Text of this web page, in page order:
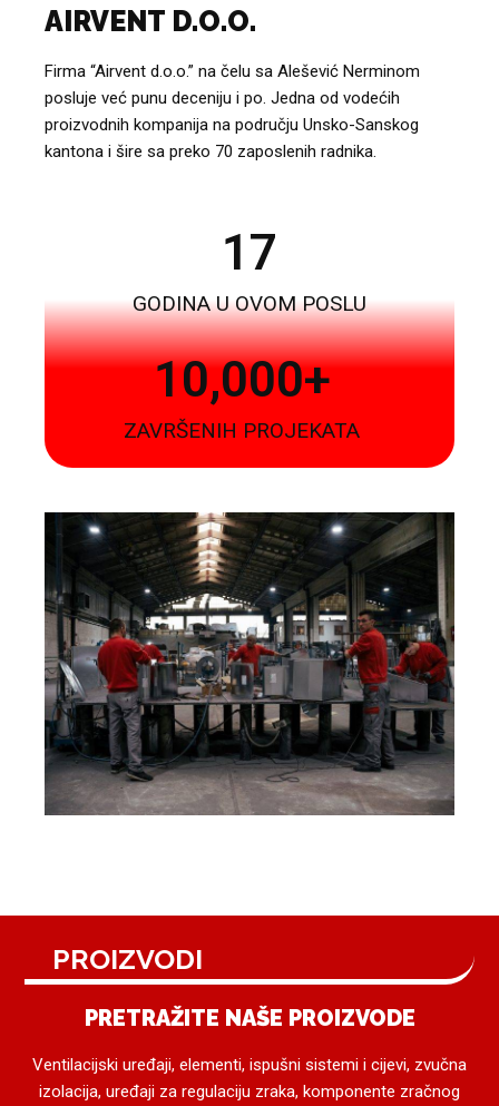
AIRVENT D.O.O.
Firma “Airvent d.o.o.” na čelu sa Alešević Nerminom
posluje već punu deceniju i po. Jedna od vodećih
proizvodnih kompanija na području Unsko-Sanskog
kantona i šire sa preko 70 zaposlenih radnika.
GODINA U OVOM POSLU
17
ZAVRŠENIH PROJEKATA
10,000+
PROIZVODI
PRETRAŽITE NAŠE PROIZVODE
Ventilacijski uređaji, elementi, ispušni sistemi i cijevi, zvučna
izolacija, uređaji za regulaciju zraka, komponente zračnog